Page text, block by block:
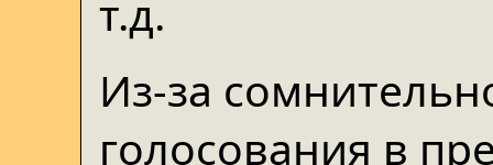
т.д.
Из-за
голосования в